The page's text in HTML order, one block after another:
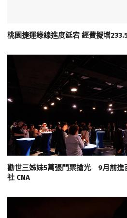
桃園捷運綠線進度延宕 經費擬增
勸世三姊妹5萬張門票搶光 9月前進
社 CNA